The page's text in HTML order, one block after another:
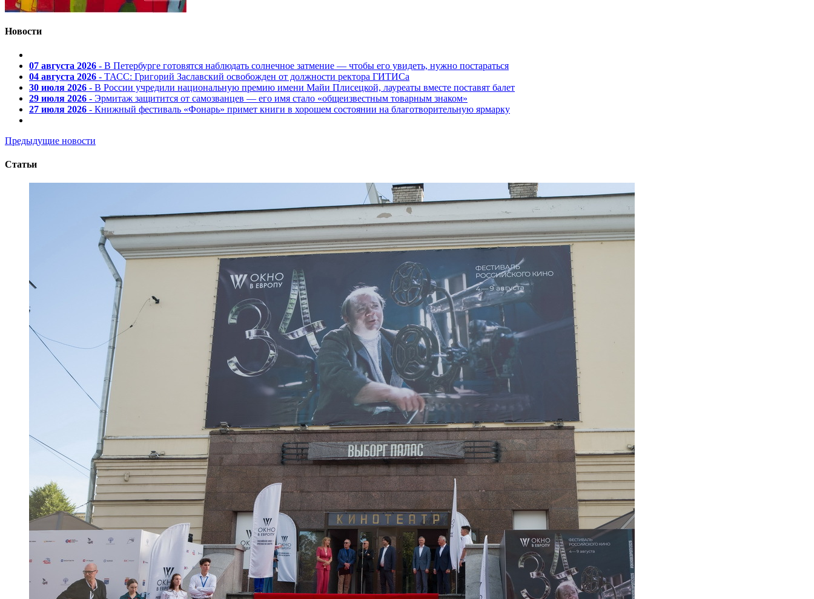
Новости
07 августа 2026 - В Петербурге готовятся наблюдать солнечное затмение — чтобы его увидеть, нужно постараться
04 августа 2026 - ТАСС: Григорий Заславский освобожден от должности ректора ГИТИСа
30 июля 2026 - В России учредили национальную премию имени Майи Плисецкой, лауреаты вместе поставят балет
29 июля 2026 - Эрмитаж защитится от самозванцев — его имя стало «общеизвестным товарным знаком»
27 июля 2026 - Книжный фестиваль «Фонарь» примет книги в хорошем состоянии на благотворительную ярмарку
Предыдущие новости
Статьи